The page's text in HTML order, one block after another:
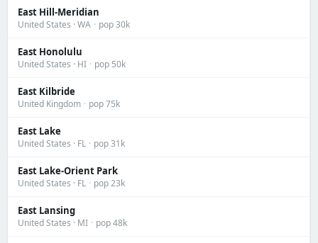
East Hill-Meridian
United States · WA · pop 30k
East Honolulu
United States · HI · pop 50k
East Kilbride
United Kingdom · pop 75k
East Lake
United States · FL · pop 31k
East Lake-Orient Park
United States · FL · pop 23k
East Lansing
United States · MI · pop 48k